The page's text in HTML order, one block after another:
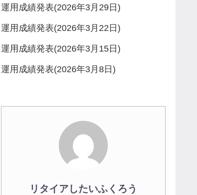
運用成績発表(2026年3月29日)
運用成績発表(2026年3月22日)
運用成績発表(2026年3月15日)
運用成績発表(2026年3月8日)
リタイアしたいふくろう